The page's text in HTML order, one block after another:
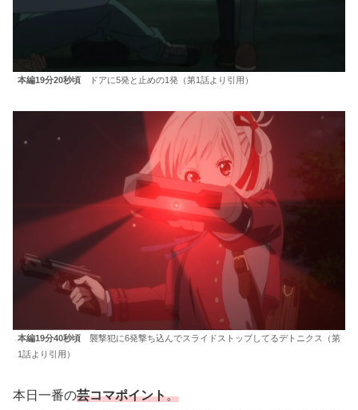
本編19分20秒頃 ドアに5発と止めの1発（第1話より引用）
本編19分40秒頃 襲撃犯に6発撃ち込んでスライドストップしてるデトニクス（第
1話より引用）
本日一番の芸コマポイント。